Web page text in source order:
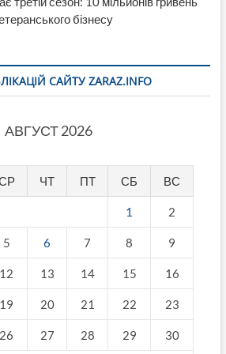
бізнесу
САЙТУ ZARAZ.INFO
АВГУСТ 2026
ЧТ ПТ СБ ВС
1 2
5 6 7 8 9
12 13 14 15 16
19 20 21 22 23
26 27 28 29 30